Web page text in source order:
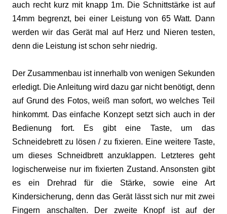
auch recht kurz mit knapp 1m. Die Schnittstärke ist auf
14mm begrenzt, bei einer Leistung von 65 Watt. Dann
werden wir das Gerät mal auf Herz und Nieren testen,
denn die Leistung ist schon sehr niedrig.
Der Zusammenbau ist innerhalb von wenigen Sekunden
erledigt. Die Anleitung wird dazu gar nicht benötigt, denn
auf Grund des Fotos, weiß man sofort, wo welches Teil
hinkommt. Das einfache Konzept setzt sich auch in der
Bedienung fort. Es gibt eine Taste, um das
Schneidebrett zu lösen / zu fixieren. Eine weitere Taste,
um dieses Schneidbrett anzuklappen. Letzteres geht
logischerweise nur im fixierten Zustand. Ansonsten gibt
es ein Drehrad für die Stärke, sowie eine Art
Kindersicherung, denn das Gerät lässt sich nur mit zwei
Fingern anschalten. Der zweite Knopf ist auf der